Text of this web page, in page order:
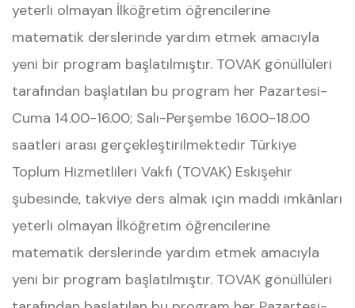
yeterli olmayan İlköğretim öğrencilerine
matematik derslerinde yardım etmek amacıyla
yeni bir program başlatılmıştır. TOVAK gönüllüleri
tarafından başlatılan bu program her Pazartesi-
Cuma 14.00-16.00; Salı-Perşembe 16.00-18.00
saatleri arası gerçekleştirilmektedir Türkiye
Toplum Hizmetlileri Vakfı (TOVAK) Eskişehir
şubesinde, takviye ders almak için maddi imkânları
yeterli olmayan İlköğretim öğrencilerine
matematik derslerinde yardım etmek amacıyla
yeni bir program başlatılmıştır. TOVAK gönüllüleri